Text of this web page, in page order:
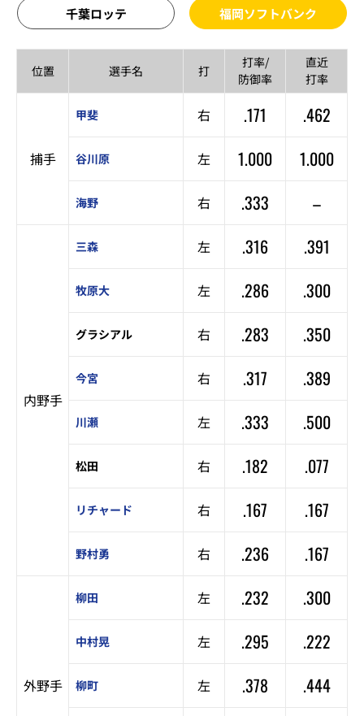
千葉ロッテ 福岡ソフトバンク
位置 選手名 打
打率/
防御率
直近
打率
捕手
甲斐 右 .171 .462
谷川原 左 1.000 1.000
海野 右 .333 –
内野手
三森 左 .316 .391
牧原大 左 .286 .300
グラシアル 右 .283 .350
今宮 右 .317 .389
川瀬 左 .333 .500
松田 右 .182 .077
リチャード 右 .167 .167
野村勇 右 .236 .167
外野手
柳田 左 .232 .300
中村晃 左 .295 .222
柳町 左 .378 .444